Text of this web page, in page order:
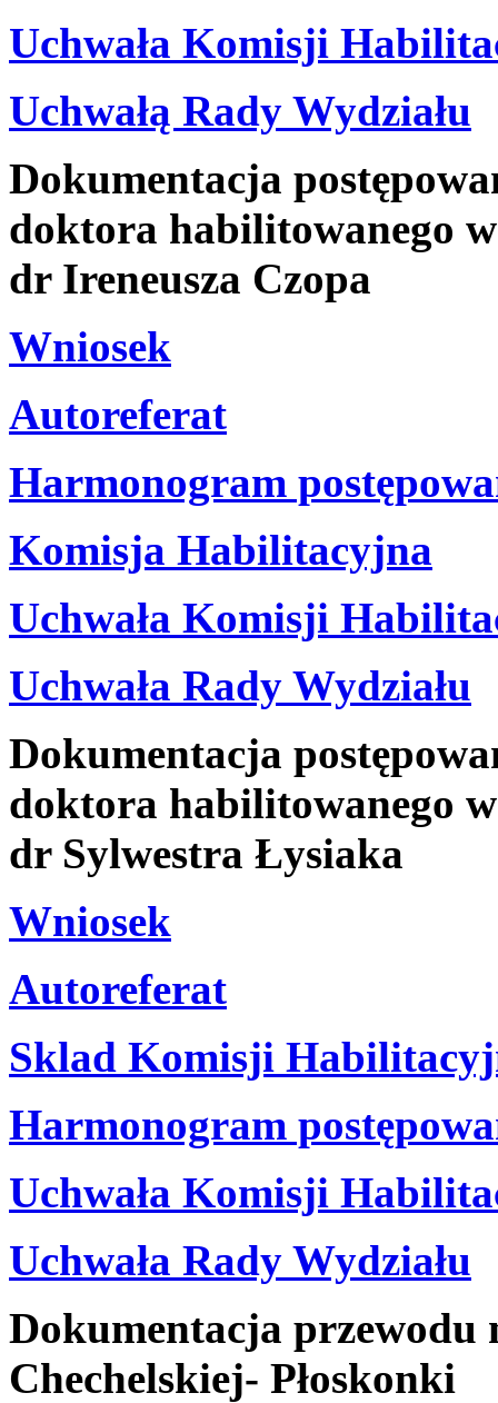
Uchwała Komisji
Uchwałą Rady Wydziału
Dokumentacja
doktora habilitowanego
dr Ireneusza Czopa
Wniosek
Autoreferat
Harmonogram
Komisja Habilitacyjna
Uchwała Komisji
Uchwała Rady Wydziału
Dokumentacja
doktora habilitowanego
dr Sylwestra Łysiaka
Wniosek
Autoreferat
Sklad Komisji
Harmonogram
Uchwała Komisji
Uchwała Rady Wydziału
Dokumentacja
Chechelskiej- Płoskonki